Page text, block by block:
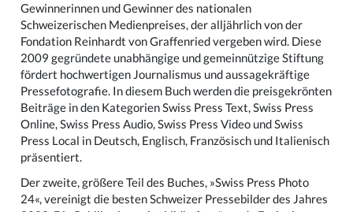
Gewinnerinnen und Gewinner des nationalen
Schweizerischen Medienpreises, der alljährlich von der
Fondation Reinhardt von Graffenried vergeben wird. Diese
2009 gegründete unabhängige und gemeinnützige Stiftung
fördert hochwertigen Journalismus und aussagekräftige
Pressefotografie. In diesem Buch werden die preisgekrönten
Beiträge in den Kategorien Swiss Press Text, Swiss Press
Online, Swiss Press Audio, Swiss Press Video und Swiss
Press Local in Deutsch, Englisch, Französisch und Italienisch
präsentiert.
Der zweite, größere Teil des Buches, »Swiss Press Photo
24«, vereinigt die besten Schweizer Pressebilder des Jahres